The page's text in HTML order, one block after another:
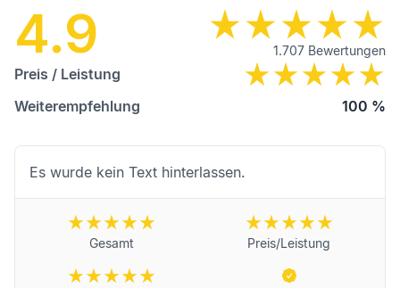
4.9 1.707 Bewertungen
Preis / Leistung
Weiterempfehlung
100 %
Es wurde kein Text hinterlassen.
Gesamt Preis/Leistung